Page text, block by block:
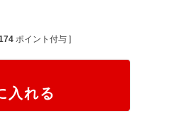
ポイント付与 ]
入れる